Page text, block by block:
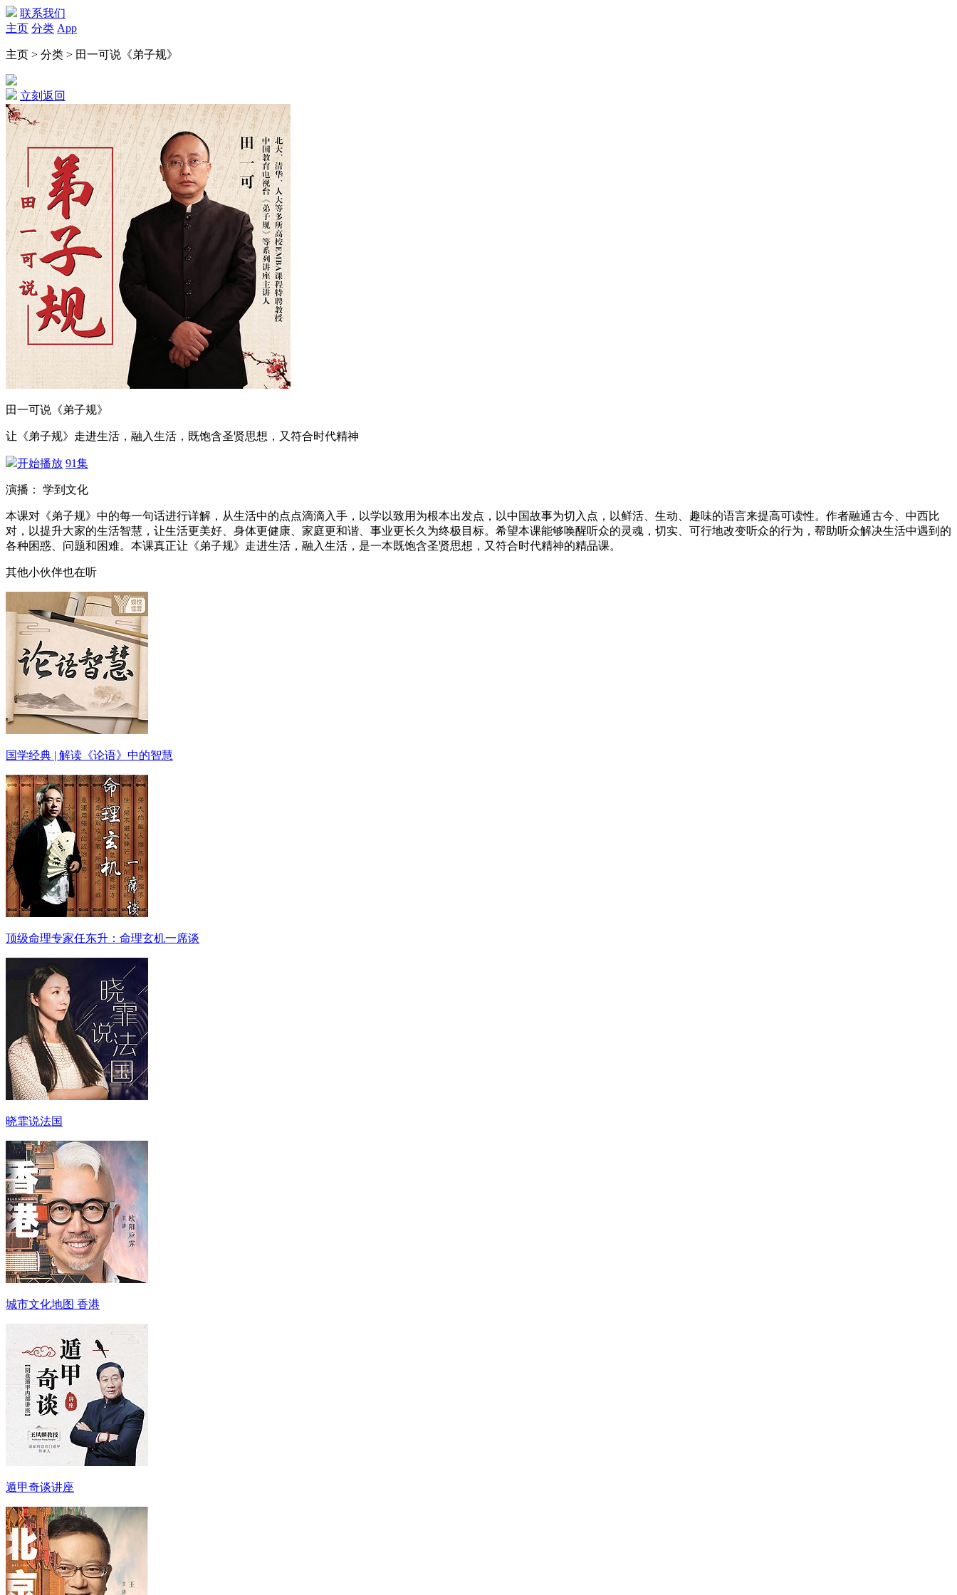
联系我们
主页 分类 App
主页 > 分类 > 田一可说《弟子规》
立刻返回
田一可说《弟子规》
让《弟子规》走进生活，融入生活，既饱含圣贤思想，又符合时代精神
开始播放 91集
演播： 学到文化
本课对《弟子规》中的每一句话进行详解，从生活中的点点滴滴入手，以学以致用为根本出发点，以中国故事为切入点，以鲜活、生动、趣味的语言来提高可读性。作者融通古今、中西比
对，以提升大家的生活智慧，让生活更美好、身体更健康、家庭更和谐、事业更长久为终极目标。希望本课能够唤醒听众的灵魂，切实、可行地改变听众的行为，帮助听众解决生活中遇到的
各种困惑、问题和困难。本课真正让《弟子规》走进生活，融入生活，是一本既饱含圣贤思想，又符合时代精神的精品课。
其他小伙伴也在听
国学经典 | 解读《论语》中的智慧
顶级命理专家任东升：命理玄机一席谈
晓霏说法国
城市文化地图 香港
遁甲奇谈讲座